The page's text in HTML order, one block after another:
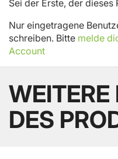
Sei der Erste, der
Nur eingetragene
schreiben. Bitte melde
Account
WEITERE
DES